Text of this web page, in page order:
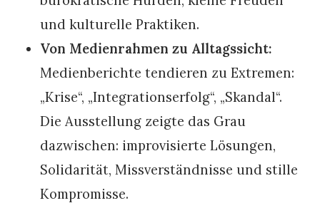
und kulturelle Praktiken.
Von Medienrahmen zu Alltagssicht:
Medienberichte tendieren zu Extremen:
„Krise“, „Integrationserfolg“, „Skandal“.
Die Ausstellung zeigte das Grau
dazwischen: improvisierte Lösungen,
Solidarität, Missverständnisse und stille
Kompromisse.